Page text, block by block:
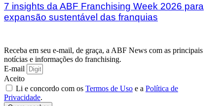
7 insights da ABF Franchising Week 2026 para
expansão sustentável das franquias
Receba em seu e-mail, de graça, a ABF News com as principais
notícias e informações do franchising.
E-mail
Aceito
Li e concordo com os Termos de Uso e a Política de
Privacidade.